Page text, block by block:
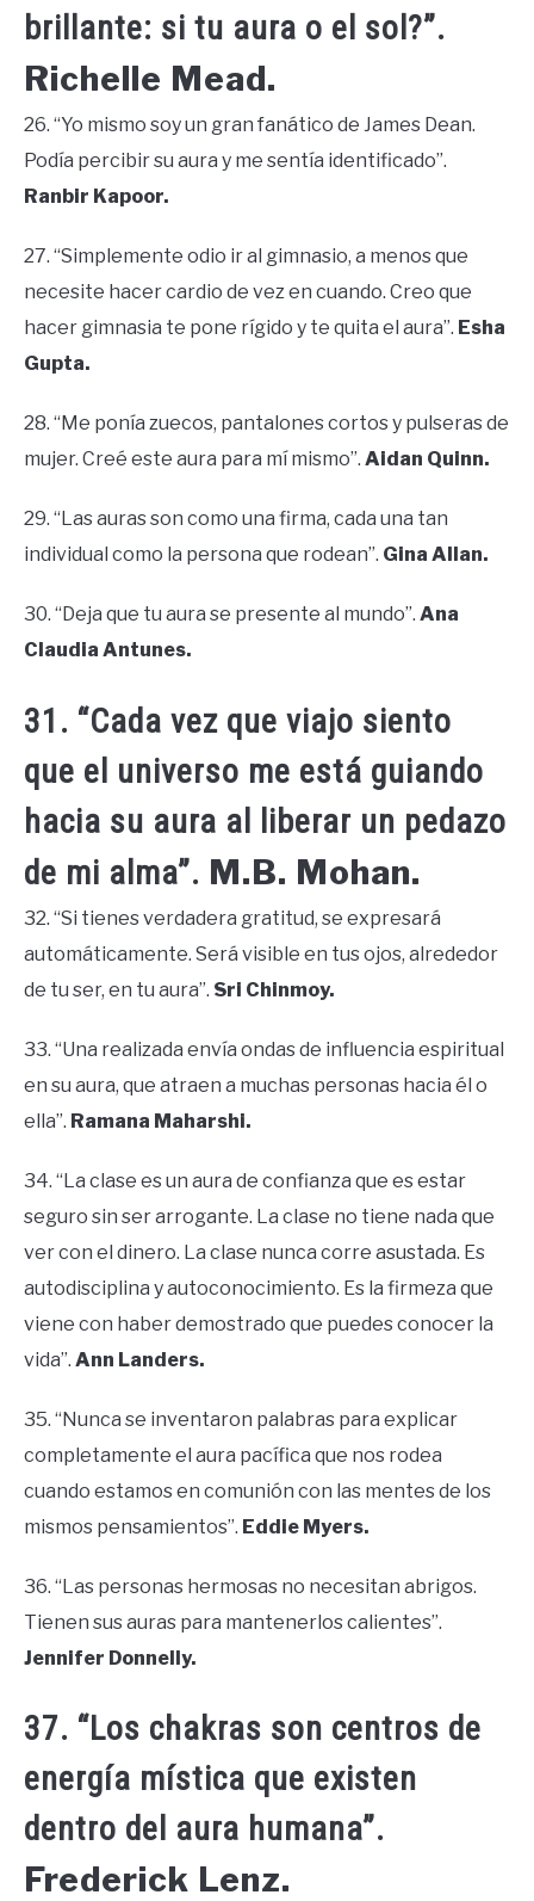
brillante: si tu aura o el sol?”.
Richelle Mead.
26. “Yo mismo soy un gran fanático de James Dean.
Podía percibir su aura y me sentía identificado”.
Ranbir Kapoor.
27. “Simplemente odio ir al gimnasio, a menos que
necesite hacer cardio de vez en cuando. Creo que
hacer gimnasia te pone rígido y te quita el aura”. Esha
Gupta.
28. “Me ponía zuecos, pantalones cortos y pulseras de
mujer. Creé este aura para mí mismo”. Aidan Quinn.
29. “Las auras son como una firma, cada una tan
individual como la persona que rodean”. Gina Allan.
30. “Deja que tu aura se presente al mundo”. Ana
Claudia Antunes.
31. “Cada vez que viajo siento
que el universo me está guiando
hacia su aura al liberar un pedazo
de mi alma”. M.B. Mohan.
32. “Si tienes verdadera gratitud, se expresará
automáticamente. Será visible en tus ojos, alrededor
de tu ser, en tu aura”. Sri Chinmoy.
33. “Una realizada envía ondas de influencia espiritual
en su aura, que atraen a muchas personas hacia él o
ella”. Ramana Maharshi.
34. “La clase es un aura de confianza que es estar
seguro sin ser arrogante. La clase no tiene nada que
ver con el dinero. La clase nunca corre asustada. Es
autodisciplina y autoconocimiento. Es la firmeza que
viene con haber demostrado que puedes conocer la
vida”. Ann Landers.
35. “Nunca se inventaron palabras para explicar
completamente el aura pacífica que nos rodea
cuando estamos en comunión con las mentes de los
mismos pensamientos”. Eddie Myers.
36. “Las personas hermosas no necesitan abrigos.
Tienen sus auras para mantenerlos calientes”.
Jennifer Donnelly.
37. “Los chakras son centros de
energía mística que existen
dentro del aura humana”.
Frederick Lenz.